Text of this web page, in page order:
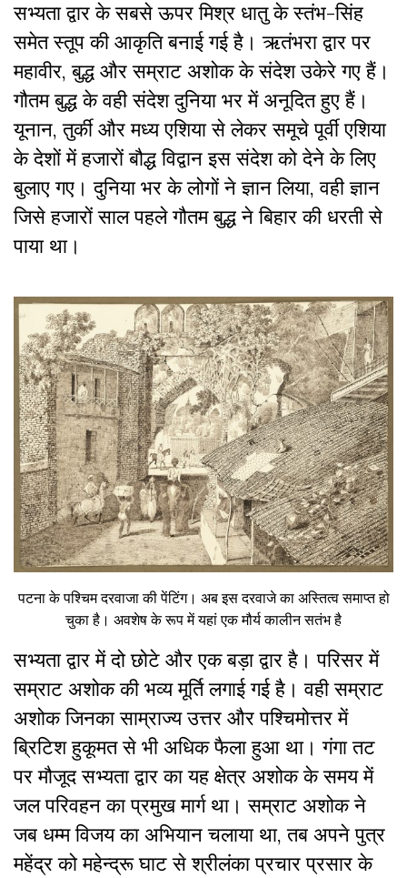
सभ्यता द्वार के सबसे ऊपर मिश्र धातु के स्तंभ-सिंह
समेत स्तूप की आकृति बनाई गई है। ऋतंभरा द्वार पर
महावीर, बुद्ध और सम्राट अशोक के संदेश उकेरे गए हैं।
गौतम बुद्ध के वही संदेश दुनिया भर में अनूदित हुए हैं।
यूनान, तुर्की और मध्य एशिया से लेकर समूचे पूर्वी एशिया
के देशों में हजारों बौद्ध विद्वान इस संदेश को देने के लिए
बुलाए गए। दुनिया भर के लोगों ने ज्ञान लिया, वही ज्ञान
जिसे हजारों साल पहले गौतम बुद्ध ने बिहार की धरती से
पाया था।
पटना के पश्चिम दरवाजा की पेंटिंग। अब इस दरवाजे का अस्तित्व समाप्त हो
चुका है। अवशेष के रूप में यहां एक मौर्य कालीन सतंभ है
सभ्यता द्वार में दो छोटे और एक बड़ा द्वार है। परिसर में
सम्राट अशोक की भव्य मूर्ति लगाई गई है। वही सम्राट
अशोक जिनका साम्राज्य उत्तर और पश्चिमोत्तर में
ब्रिटिश हुकूमत से भी अधिक फैला हुआ था। गंगा तट
पर मौजूद सभ्यता द्वार का यह क्षेत्र अशोक के समय में
जल परिवहन का प्रमुख मार्ग था। सम्राट अशोक ने
जब धम्म विजय का अभियान चलाया था, तब अपने पुत्र
महेंद्र को महेन्द्रू घाट से श्रीलंका प्रचार प्रसार के